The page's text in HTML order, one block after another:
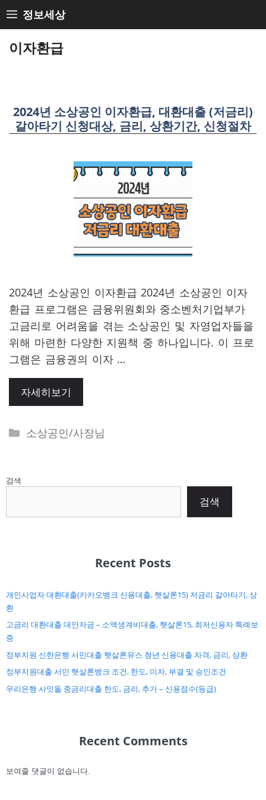
Skip
to
정보세상
이자환급
2024년 소상공인 이자환급, 대환대출 (저금리)
갈아타기 신청대상, 금리, 상환기간, 신청절차
2024년 소상공인 이자환급 2024년 소상공인 이자
환급 프로그램은 금융위원회와 중소벤처기업부가
고금리로 어려움을 겪는 소상공인 및 자영업자들을
위해 마련한 다양한 지원책 중 하나입니다. 이 프로
그램은 금융권의 이자 …
자세히보기
Categories
소상공인/사장님
검색
검색
Recent Posts
개인사업자 대환대출(카카오뱅크 신용대출, 햇살론15) 저금리 갈아타기, 상
환
고금리 대환대출 대안자금 – 소액생계비대출, 햇살론15, 최저신용자 특례보
증
정부지원 신한은행 서민대출 햇살론유스 청년 신용대출 자격, 금리, 상환
정부지원대출 서민 햇살론뱅크 조건, 한도, 이자, 부결 및 승인조건
우리은행 사잇돌 중금리대출 한도, 금리, 추가 – 신용점수(등급)
Recent Comments
보여줄 댓글이 없습니다.